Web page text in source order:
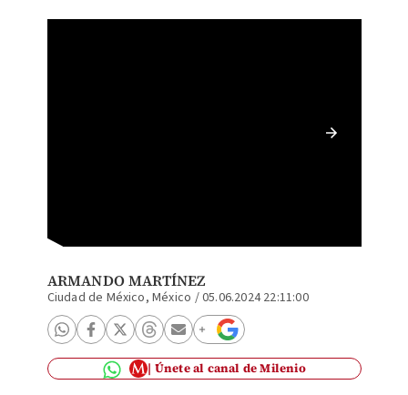
ARMANDO MARTÍNEZ
Ciudad de México, México /05.06.2024 22:11:00
Únete al canal de Milenio